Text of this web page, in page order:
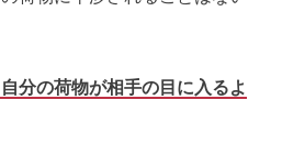
分の荷物が相手の目に入るよ